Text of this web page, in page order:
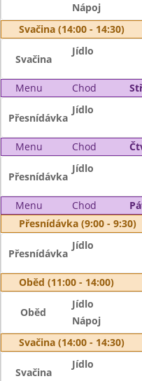
Nápoj
Svačina (14:00 - 14:30)
Svačina
Jídlo
Menu Chod
Přesnídávka
Jídlo
Menu Chod
Přesnídávka
Jídlo
Menu Chod
Přesnídávka (9:00 - 9:30)
Přesnídávka
Jídlo
Oběd (11:00 - 14:00)
Oběd
Jídlo
Nápoj
Svačina (14:00 - 14:30)
Svačina
Jídlo